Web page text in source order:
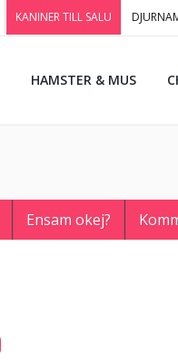
KANINER TILL SALU
HAMSTER & MUS
Ensam okej?